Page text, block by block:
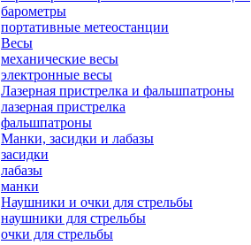
барометры
портативные метеостанции
Весы
механические весы
электронные весы
Лазерная пристрелка и фальшпатроны
лазерная пристрелка
фальшпатроны
Манки, засидки и лабазы
засидки
лабазы
манки
Наушники и очки для стрельбы
наушники для стрельбы
очки для стрельбы